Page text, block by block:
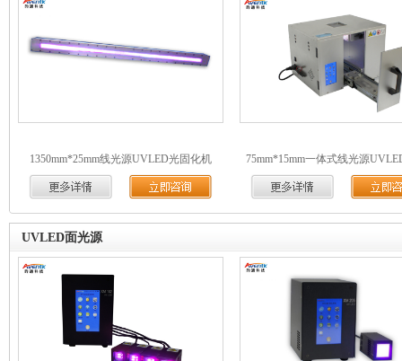
1350mm*25mm线光源UVLED光固化机 75mm*15mm一体式线光源
UVLED面光源